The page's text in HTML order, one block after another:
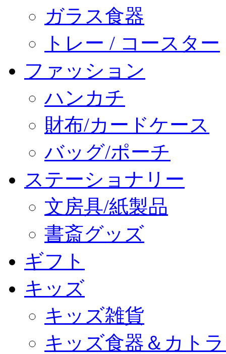
ガラス食器
トレー / コースター
ファッション
ハンカチ
財布/カードケース
バッグ/ポーチ
ステーショナリー
文房具/紙製品
書斎グッズ
ギフト
キッズ
キッズ雑貨
キッズ食器＆カト